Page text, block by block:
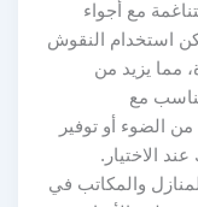
مع أجواء
استخدام النقوش
يزيد من
مع
الضوء أو توفير
والمكاتب في